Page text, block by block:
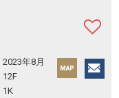
2023年8月
12F
1K